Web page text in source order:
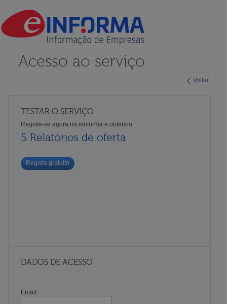
Voltar
Acesso ao serviço
TESTAR O SERVIÇO
Registe-se agora na eInforma e obtenha
5 Relatórios de oferta
Registo gratuito
DADOS DE ACESSO
Email: